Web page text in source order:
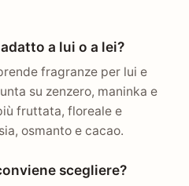
a lui o a lei?
fragranze per lui e
su zenzero, maninka e
fruttata, floreale e
osmanto e cacao.
scegliere?